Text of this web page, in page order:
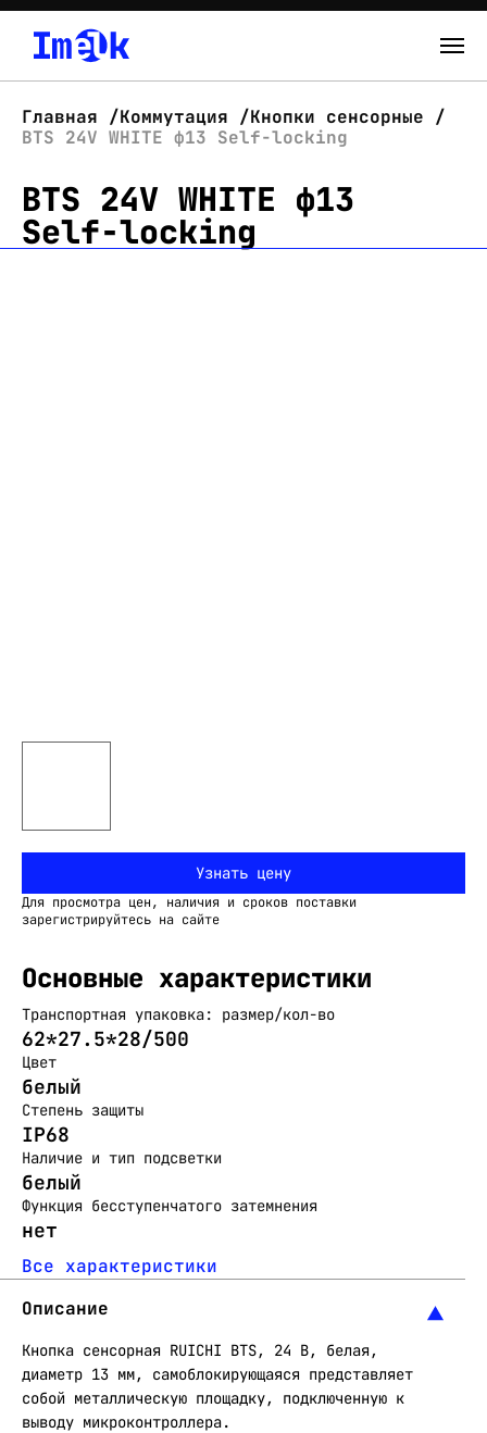
О нас
Новости
Главная Коммутация
Кнопки сенсорные
BTS 24V WHITE ф13 Self-locking
BTS 24V WHITE ф13
Self-locking
Узнать цену
Для просмотра цен, наличия и сроков поставки
зарегистрируйтесь на сайте
Основные характеристики
Транспортная упаковка: размер/кол-во
62*27.5*28/500
Цвет
белый
Степень защиты
IP68
Наличие и тип подсветки
белый
Функция бесступенчатого затемнения
нет
Все характеристики
Описание
Кнопка сенсорная RUICHI BTS, 24 В, белая,
диаметр 13 мм, самоблокирующаяся представляет
собой металлическую площадку, подключенную к
выводу микроконтроллера.